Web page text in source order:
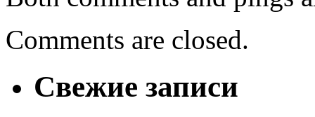
Comments are closed.
Свежие записи